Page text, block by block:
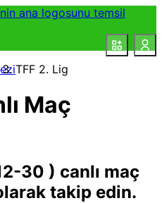
TFF 2. Lig
Maç
30 ) canlı maç
takip edin.